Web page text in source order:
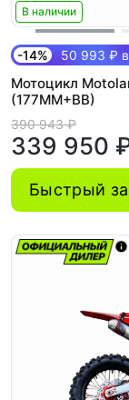
В наличии
-14% 50 993 ₽
Мотоцикл
(177MM+BB)
390 943 ₽
339 950
Быстрый